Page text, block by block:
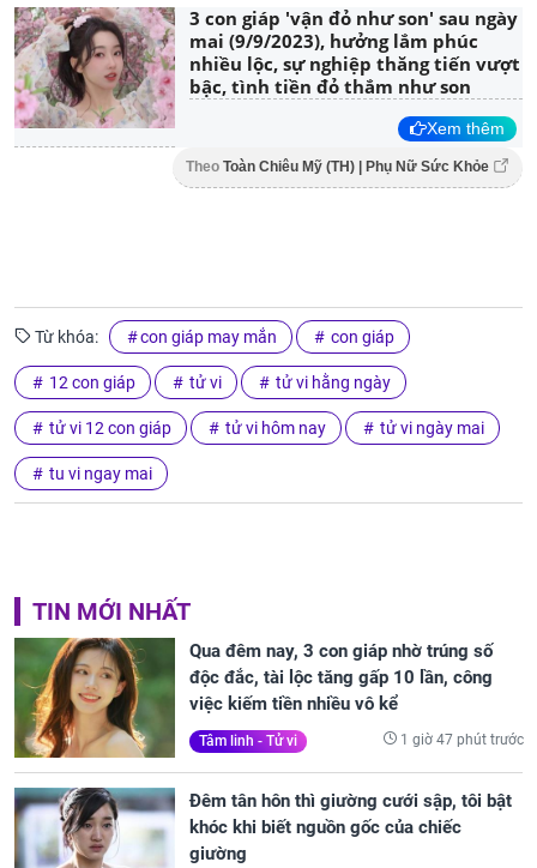
3 con giáp 'vận đỏ như son' sau ngày
mai (9/9/2023), hưởng lắm phúc
nhiều lộc, sự nghiệp thăng tiến vượt
bậc, tình tiền đỏ thắm như son
Xem thêm
Theo Toàn Chiêu Mỹ (TH) | Phụ Nữ Sức Khỏe
Từ khóa: con giáp may mắn con giáp
12 con giáp tử vi tử vi hằng ngày
tử vi 12 con giáp tử vi hôm nay tử vi ngày mai
tu vi ngay mai
TIN MỚI NHẤT
Qua đêm nay, 3 con giáp nhờ trúng số
độc đắc, tài lộc tăng gấp 10 lần, công
việc kiếm tiền nhiều vô kể
Tâm linh - Tử vi 1 giờ 47 phút trước
Đêm tân hôn thì giường cưới sập, tôi bật
khóc khi biết nguồn gốc của chiếc
giường